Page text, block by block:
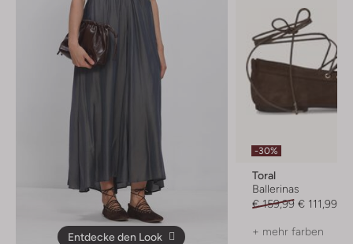
Entdecke den Look
-30%
Toral
Ballerinas
€ 159,99 € 111,99
+ mehr farben